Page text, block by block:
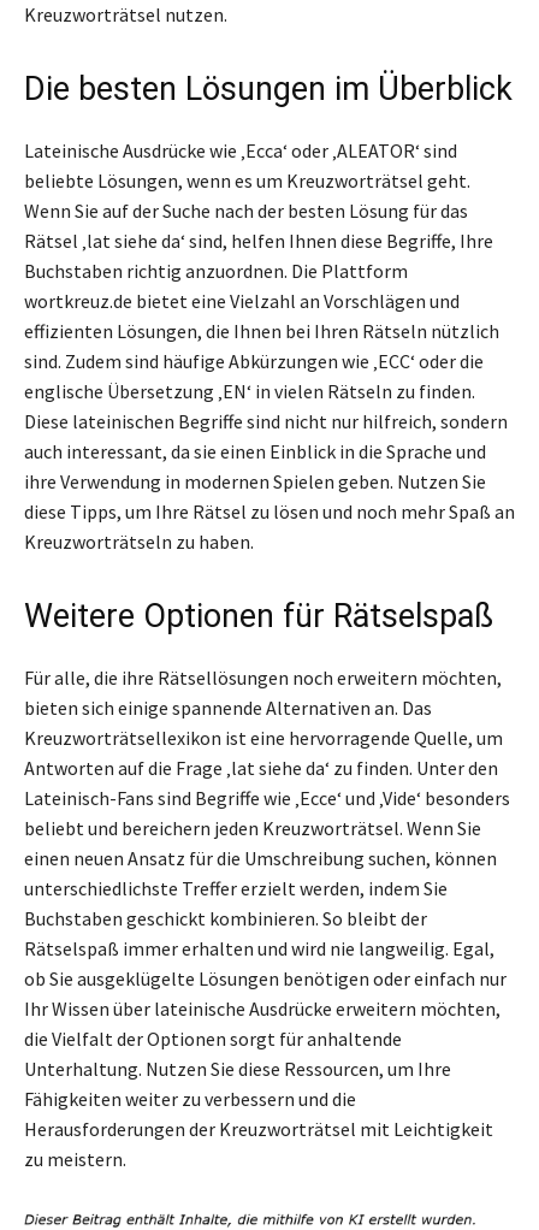
Kreuzworträtsel nutzen.
Die besten Lösungen im Überblick
Lateinische Ausdrücke wie ‚Ecca‘ oder ‚ALEATOR‘ sind
beliebte Lösungen, wenn es um Kreuzworträtsel geht.
Wenn Sie auf der Suche nach der besten Lösung für das
Rätsel ‚lat siehe da‘ sind, helfen Ihnen diese Begriffe, Ihre
Buchstaben richtig anzuordnen. Die Plattform
wortkreuz.de bietet eine Vielzahl an Vorschlägen und
effizienten Lösungen, die Ihnen bei Ihren Rätseln nützlich
sind. Zudem sind häufige Abkürzungen wie ‚ECC‘ oder die
englische Übersetzung ‚EN‘ in vielen Rätseln zu finden.
Diese lateinischen Begriffe sind nicht nur hilfreich, sondern
auch interessant, da sie einen Einblick in die Sprache und
ihre Verwendung in modernen Spielen geben. Nutzen Sie
diese Tipps, um Ihre Rätsel zu lösen und noch mehr Spaß an
Kreuzworträtseln zu haben.
Weitere Optionen für Rätselspaß
Für alle, die ihre Rätsellösungen noch erweitern möchten,
bieten sich einige spannende Alternativen an. Das
Kreuzworträtsellexikon ist eine hervorragende Quelle, um
Antworten auf die Frage ‚lat siehe da‘ zu finden. Unter den
Lateinisch-Fans sind Begriffe wie ‚Ecce‘ und ‚Vide‘ besonders
beliebt und bereichern jeden Kreuzworträtsel. Wenn Sie
einen neuen Ansatz für die Umschreibung suchen, können
unterschiedlichste Treffer erzielt werden, indem Sie
Buchstaben geschickt kombinieren. So bleibt der
Rätselspaß immer erhalten und wird nie langweilig. Egal,
ob Sie ausgeklügelte Lösungen benötigen oder einfach nur
Ihr Wissen über lateinische Ausdrücke erweitern möchten,
die Vielfalt der Optionen sorgt für anhaltende
Unterhaltung. Nutzen Sie diese Ressourcen, um Ihre
Fähigkeiten weiter zu verbessern und die
Herausforderungen der Kreuzworträtsel mit Leichtigkeit
zu meistern.